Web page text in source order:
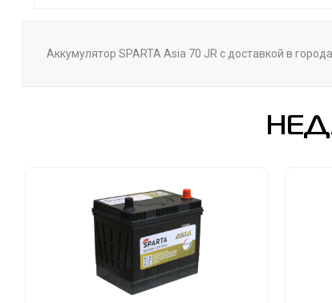
Аккумулятор SPARTA Asia 70 JR с доставкой в